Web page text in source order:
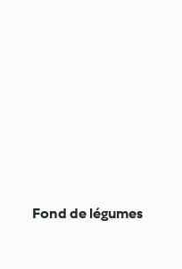
Fond de légumes